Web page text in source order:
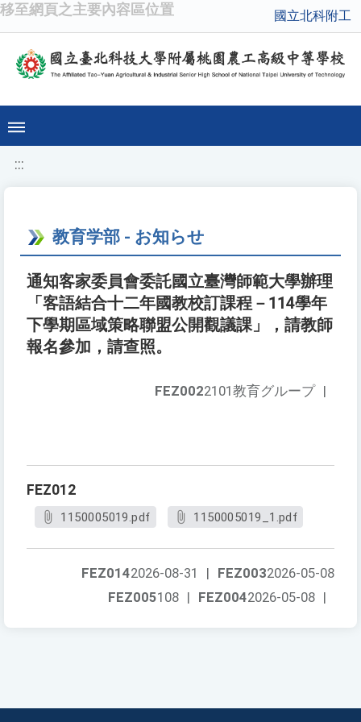
移至網頁之主要內容區位置 國立北科附工
:::
教育学部 - お知らせ
通知客家委員會委託國立臺灣師範大學辦理
「客語結合十二年國教校訂課程－114學年
下學期區域策略聯盟公開觀議課」，請教師
報名參加，請查照。
FEZ0022101教育グループ |
FEZ012
1150005019.pdf 1150005019_1.pdf
FEZ0032026-05-08
FEZ0142026-08-31
|
FEZ0042026-05-08 |
FEZ005108 |